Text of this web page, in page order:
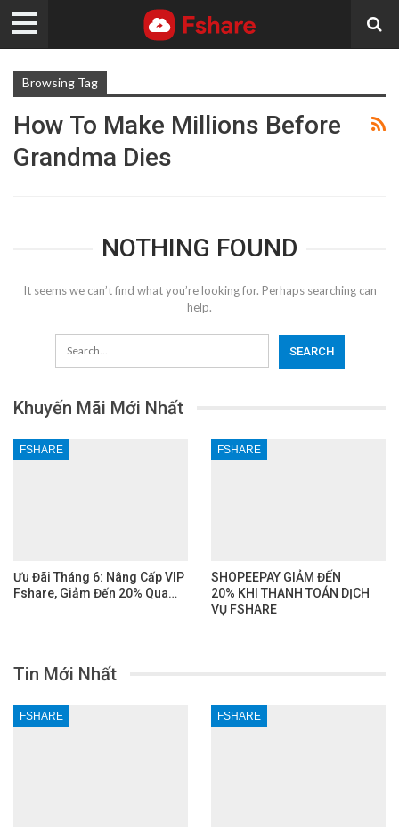
Browsing Tag
How To Make Millions Before
Grandma Dies
NOTHING FOUND
It seems we can’t find what you’re looking for. Perhaps searching can
help.
Khuyến Mãi Mới Nhất
FSHARE
Ưu Đãi Tháng 6: Nâng Cấp VIP
Fshare, Giảm Đến 20% Qua…
FSHARE
SHOPEEPAY GIẢM ĐẾN
20% KHI THANH TOÁN DỊCH
VỤ FSHARE
Tin Mới Nhất
FSHARE FSHARE